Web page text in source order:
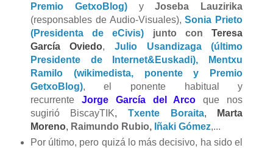
Premio GetxoBlog)yJoseba Lauzirika
(responsables de Audio-Visuales),Sonia Prieto
(Presidenta de eCivis) junto conTeresa
García Oviedo, Julio Usandizaga (último
Presidente de Internet&Euskadi),
Mentxu
Ramilo (wikimedista, ponente y Premio
GetxoB log), el ponente habitual y
recurrente Jorge García del Arco
que nos
sugirió BiscayTIK, Txente Boraita,
Marta
Moreno, Raimundo Rubio, Iñaki Gómez,...
Por último, pero quizá lo más decisivo, ha sido el